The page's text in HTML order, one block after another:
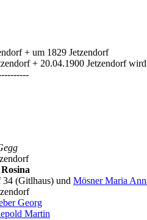
+ um 1829 Jetzendorf
+ 20.04.1900 Jetzendorf
34 (Gitlhaus) und Mösner Maria
Georg
Martin